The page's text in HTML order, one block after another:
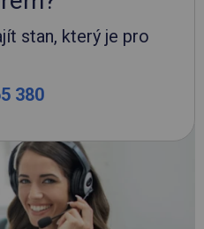
stan, který je pro
380